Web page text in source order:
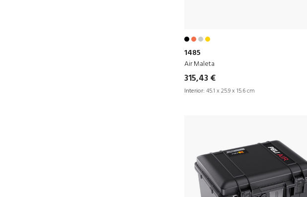
1485
Air Maleta
315,43 €
Interior: 45.1 x 25.9 x 15.6 cm